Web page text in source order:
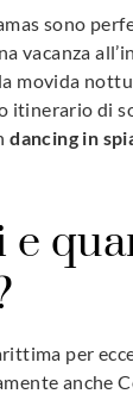
sono
vacanza
movida
itinerario di
dancing in
e
per
anche